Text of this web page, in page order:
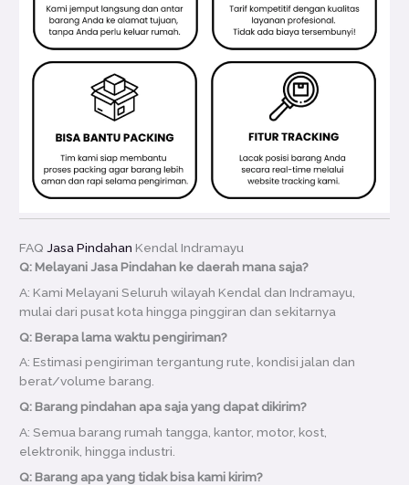
FAQ Jasa Pindahan Kendal Indramayu
Q: Melayani Jasa Pindahan ke daerah mana saja?
A: Kami Melayani Seluruh wilayah Kendal dan Indramayu,
mulai dari pusat kota hingga pinggiran dan sekitarnya
Q: Berapa lama waktu pengiriman?
A: Estimasi pengiriman tergantung rute, kondisi jalan dan
berat/volume barang.
Q: Barang pindahan apa saja yang dapat dikirim?
A: Semua barang rumah tangga, kantor, motor, kost,
elektronik, hingga industri.
Q: Barang apa yang tidak bisa kami kirim?